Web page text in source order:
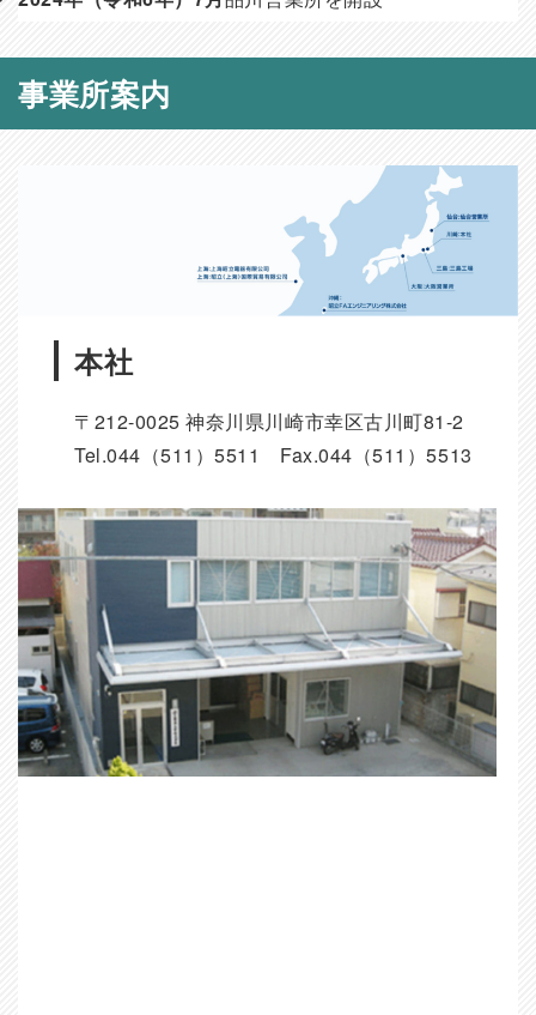
事業所案内
本社
〒212-0025 神奈川県川崎市幸区古川町81-2
Tel.044（511）5511 Fax.044（511）5513